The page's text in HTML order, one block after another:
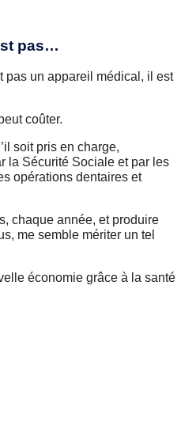
pas…
pas un appareil médical, il est
coûter.
soit pris en charge,
la Sécurité Sociale et par les
opérations dentaires et
chaque année, et produire
me semble mériter un tel
économie grâce à la santé